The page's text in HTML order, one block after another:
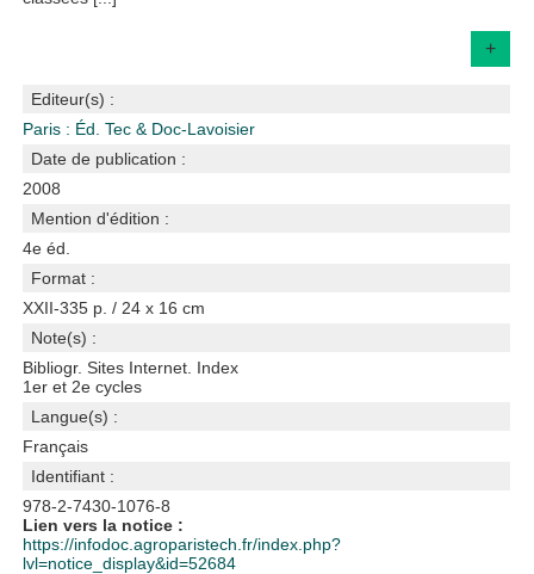
+
Editeur(s) :
Paris : Éd. Tec & Doc-Lavoisier
Date de publication :
2008
Mention d'édition :
4e éd.
Format :
XXII-335 p. / 24 x 16 cm
Note(s) :
Bibliogr. Sites Internet. Index
1er et 2e cycles
Langue(s) :
Français
Identifiant :
978-2-7430-1076-8
Lien vers la notice :
https://infodoc.agroparistech.fr/index.php?
lvl=notice_display&id=52684